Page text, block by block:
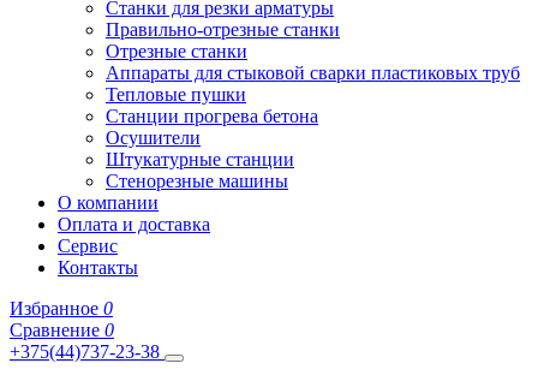
Станки для резки арматуры
Правильно-отрезные станки
Отрезные станки
Аппараты для стыковой сварки пластиковых труб
Тепловые пушки
Станции прогрева бетона
Осушители
Штукатурные станции
Стенорезные машины
О компании
Оплата и доставка
Сервис
Контакты
Избранное 0
Сравнение 0
+375(44)737-23-38